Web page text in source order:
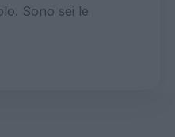
Sono sei le